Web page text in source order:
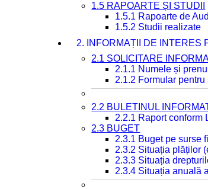
1.5 RAPOARTE ȘI STUDII
1.5.1 Rapoarte de
1.5.2 Studii realizate
2. INFORMAȚII DE INTERES
2.1 SOLICITARE
2.1.1 Numele și
2.1.2 Formular
2.2 BULETINUL
2.2.1 Raport conform
2.3 BUGET
2.3.1 Buget pe surse
2.3.2 Situația plăților
2.3.3 Situația
2.3.4 Situația anuală